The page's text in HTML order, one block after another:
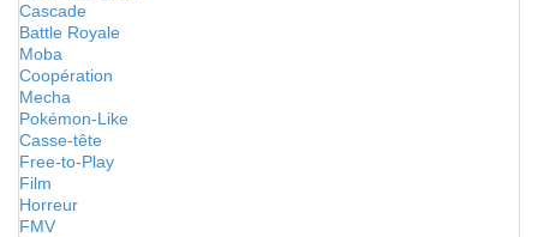
Cascade
Battle Royale
Moba
Coopération
Mecha
Pokémon-Like
Casse-tête
Free-to-Play
Film
Horreur
FMV